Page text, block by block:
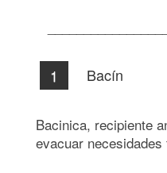
Bacín
Bacinica, recipiente
evacuar